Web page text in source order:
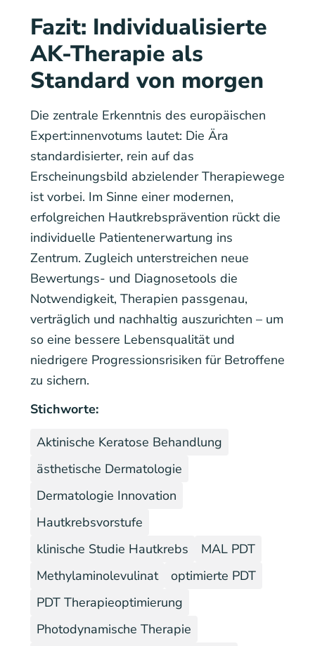
Fazit: Individualisierte
AK-Therapie als
Standard von morgen
Die zentrale Erkenntnis des europäischen
Expert:innenvotums lautet: Die Ära
standardisierter, rein auf das
Erscheinungsbild abzielender Therapiewege
ist vorbei. Im Sinne einer modernen,
erfolgreichen Hautkrebsprävention rückt die
individuelle Patientenerwartung ins
Zentrum. Zugleich unterstreichen neue
Bewertungs- und Diagnosetools die
Notwendigkeit, Therapien passgenau,
verträglich und nachhaltig auszurichten – um
so eine bessere Lebensqualität und
niedrigere Progressionsrisiken für Betroffene
zu sichern.
Stichworte:
Aktinische Keratose Behandlung
ästhetische Dermatologie
Dermatologie Innovation
Hautkrebsvorstufe
klinische Studie Hautkrebs
MAL PDT
Methylaminolevulinat
optimierte PDT
PDT Therapieoptimierung
Photodynamische Therapie